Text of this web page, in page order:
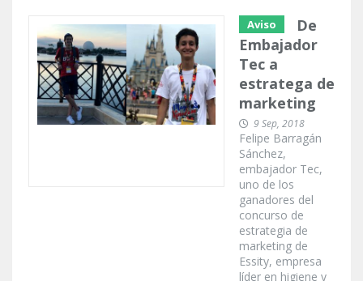
Aviso
De
Embajador
Tec a
estratega de
marketing
9 Sep, 2018
Felipe Barragán
Sánchez,
embajador Tec,
uno de los
ganadores del
concurso de
estrategia de
marketing de
Essity, empresa
líder en higiene y